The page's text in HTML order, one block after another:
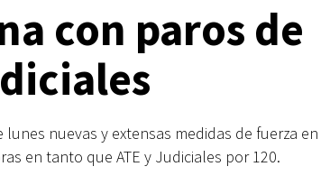
con paros de
nuevas y extensas medidas de fuerza en
en tanto que ATE y Judiciales por 120.